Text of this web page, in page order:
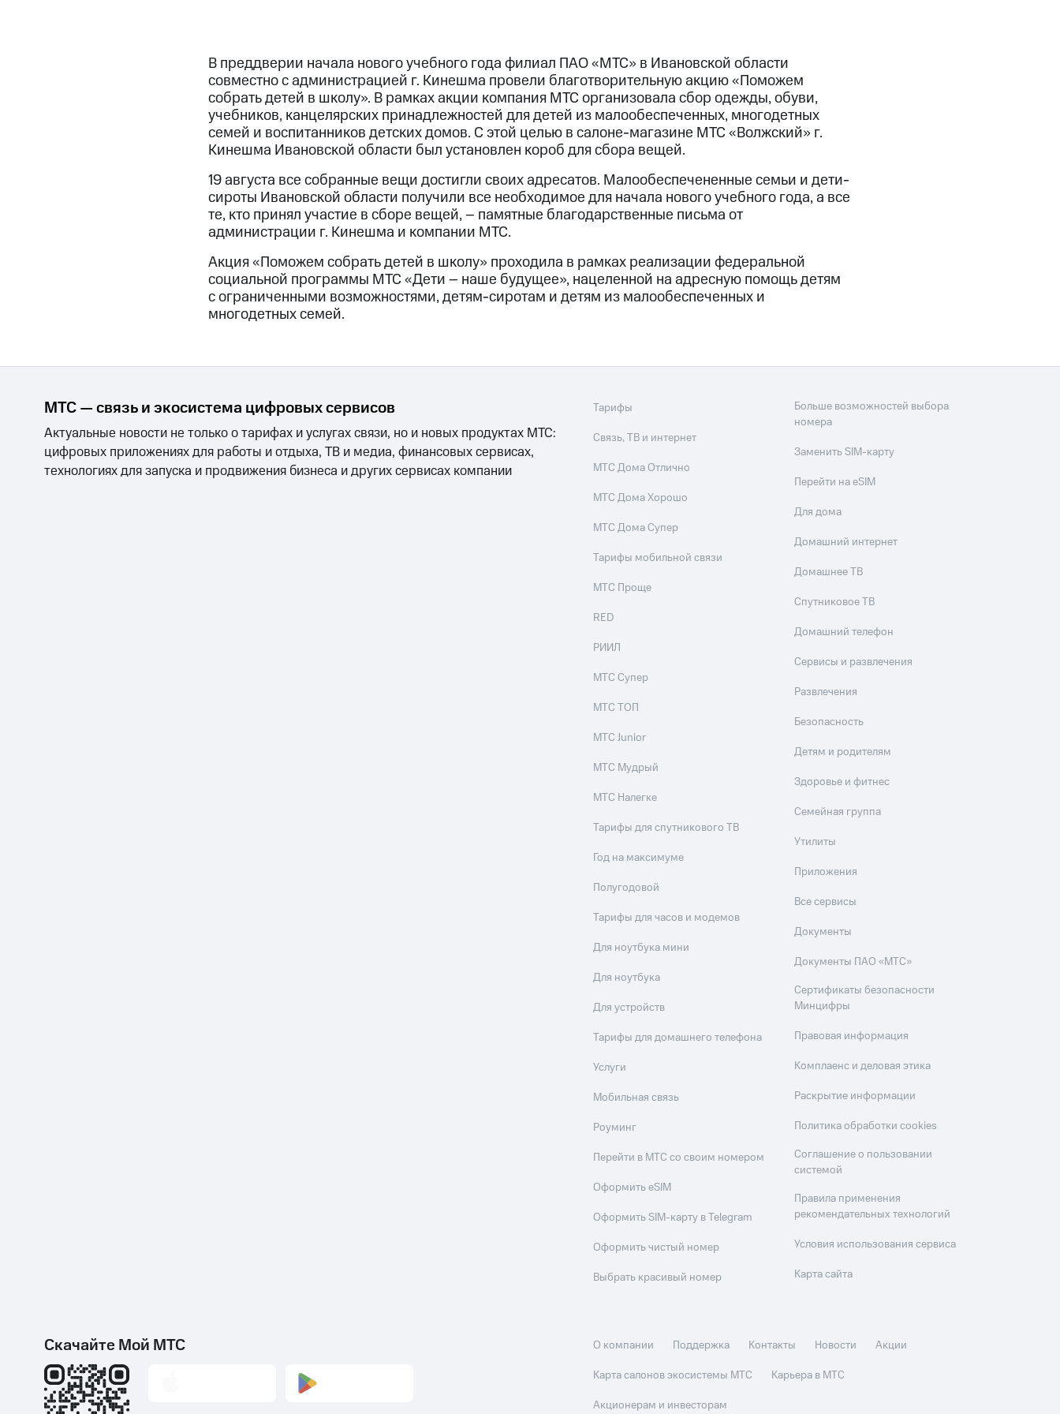
В преддверии начала нового учебного года филиал ПАО «МТС» в Ивановской области
совместно с администрацией г. Кинешма провели благотворительную акцию «Поможем
собрать детей в школу». В рамках акции компания МТС организовала сбор одежды, обуви,
учебников, канцелярских принадлежностей для детей из малообеспеченных, многодетных
семей и воспитанников детских домов. С этой целью в салоне-магазине МТС «Волжский» г.
Кинешма Ивановской области был установлен короб для сбора вещей.
19 августа все собранные вещи достигли своих адресатов. Малообеспечененные семьи и дети-
сироты Ивановской области получили все необходимое для начала нового учебного года, а все
те, кто принял участие в сборе вещей, – памятные благодарственные письма от
администрации г. Кинешма и компании МТС.
Акция «Поможем собрать детей в школу» проходила в рамках реализации федеральной
социальной программы МТС «Дети – наше будущее», нацеленной на адресную помощь детям
с ограниченными возможностями, детям-сиротам и детям из малообеспеченных и
многодетных семей.
МТС — связь и экосистема цифровых сервисов
Актуальные новости не только о тарифах и услугах связи, но и новых продуктах МТС:
цифровых приложениях для работы и отдыха, ТВ и медиа, финансовых сервисах,
технологиях для запуска и продвижения бизнеса и других сервисах компании
Тарифы
Связь, ТВ и интернет
МТС Дома Отлично
МТС Дома Хорошо
МТС Дома Супер
Тарифы мобильной связи
МТС Проще
RED
РИИЛ
МТС Супер
МТС ТОП
МТС Junior
МТС Мудрый
МТС Налегке
Тарифы для спутникового ТВ
Год на максимуме
Полугодовой
Тарифы для часов и модемов
Для ноутбука мини
Для ноутбука
Для устройств
Тарифы для домашнего телефона
Услуги
Мобильная связь
Роуминг
Перейти в МТС со своим номером
Оформить eSIM
Оформить SIM-карту в Telegram
Оформить чистый номер
Выбрать красивый номер
Больше возможностей выбора
номера
Заменить SIM-карту
Перейти на eSIM
Для дома
Домашний интернет
Домашнее ТВ
Спутниковое ТВ
Домашний телефон
Сервисы и развлечения
Развлечения
Безопасность
Детям и родителям
Здоровье и фитнес
Семейная группа
Утилиты
Приложения
Все сервисы
Документы
Документы ПАО «МТС»
Сертификаты безопасности
Минцифры
Правовая информация
Комплаенс и деловая этика
Раскрытие информации
Политика обработки cookies
Соглашение о пользовании
системой
Правила применения
рекомендательных технологий
Условия использования сервиса
Карта сайта
Скачайте Мой МТС О компании Поддержка Контакты Новости
Акции
Карта салонов экосистемы МТС
Карьера в МТС
Акционерам и инвесторам